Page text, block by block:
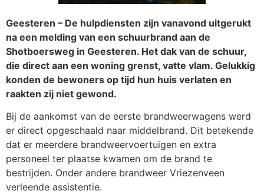
Geesteren – De hulpdiensten zijn vanavond uitgerukt
na een melding van een schuurbrand aan de
Shotboersweg in Geesteren. Het dak van de schuur,
die direct aan een woning grenst, vatte vlam. Gelukkig
konden de bewoners op tijd hun huis verlaten en
raakten zij niet gewond.
Bij de aankomst van de eerste brandweerwagens werd
er direct opgeschaald naar middelbrand. Dit betekende
dat er meerdere brandweervoertuigen en extra
personeel ter plaatse kwamen om de brand te
bestrijden. Onder andere brandweer Vriezenveen
verleende assistentie.